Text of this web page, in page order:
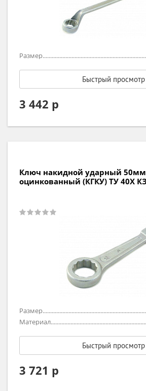
Размер
Быстрый просмотр
3 442 р
Ключ накидной ударный 50мм
оцинкованный (КГКУ) ТУ 40Х
Размер
Материал
Быстрый просмотр
3 721 р